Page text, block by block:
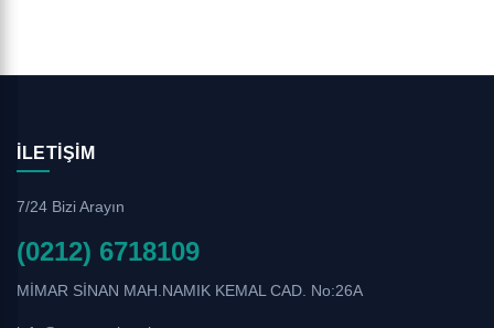
İLETIŞIM
7/24 Bizi Arayın
(0212) 6718109
MİMAR SİNAN MAH.NAMIK KEMAL CAD. No:26A